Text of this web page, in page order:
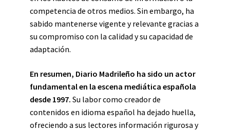
competencia de otros medios. Sin embargo, ha
sabido mantenerse vigente y relevante gracias a
su compromiso con la calidad y su capacidad de
adaptación.
En resumen, Diario Madrileño ha sido un actor
fundamental en la escena mediática española
desde 1997. Su labor como creador de
contenidos en idioma español ha dejado huella,
ofreciendo a sus lectores información rigurosa y